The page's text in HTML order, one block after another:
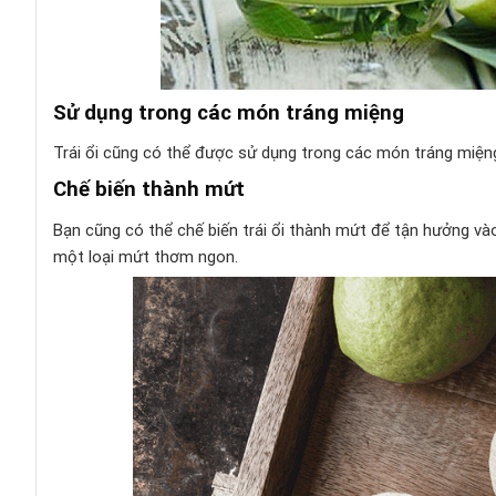
Sử dụng trong các món tráng miệng
Trái ổi cũng có thể được sử dụng trong các món tráng
Chế biến thành mứt
Bạn cũng có thể chế biến trái ổi thành mứt để tận hưởng
một loại mứt thơm ngon.